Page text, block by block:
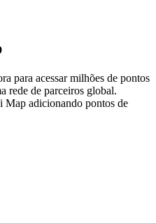
para acessar milhões de pontos
rede de parceiros global.
Map adicionando pontos de